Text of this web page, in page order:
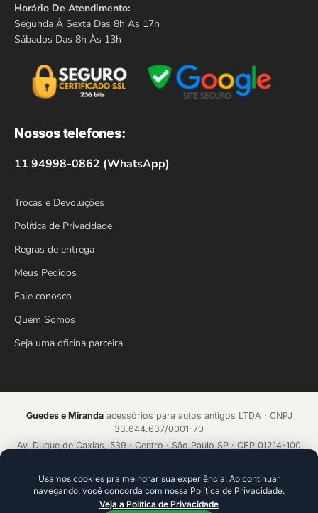
Horário De Atendimento:
Segunda À Sexta Das 8h Às 17h
Sábados Das 8h Às 13h
Nossos telefones:
11 94998-0862 (WhatsApp)
Trocas e Devoluções
Política de Privacidade
Regras de entrega
Meus Pedidos
Fale conosco
Quem Somos
Seja uma oficina parceira
Guedes e Mirandaacessórios para autos antigos LTDA · CNPJ
33.644.637/0001-70
Av. Duque de Caxias, 539 · Centro · São Paulo SP · CEP 01214-100
Acelerado porecommerce.CAMP
Plataforma de alta conversão com IA que aprende a cada venda.
Usamos cookies pra melhorar sua experiência. Ao continuar
navegando, você concorda com nossa Política de Privacidade.
Veja a Política de Privacidade